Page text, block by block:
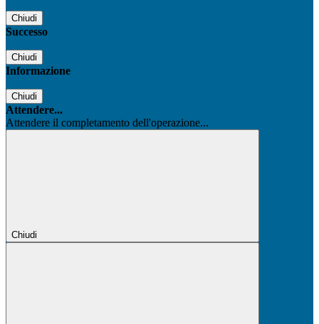
Chiudi
Successo
Chiudi
Informazione
Chiudi
Attendere...
Attendere il completamento dell'operazione...
Chiudi